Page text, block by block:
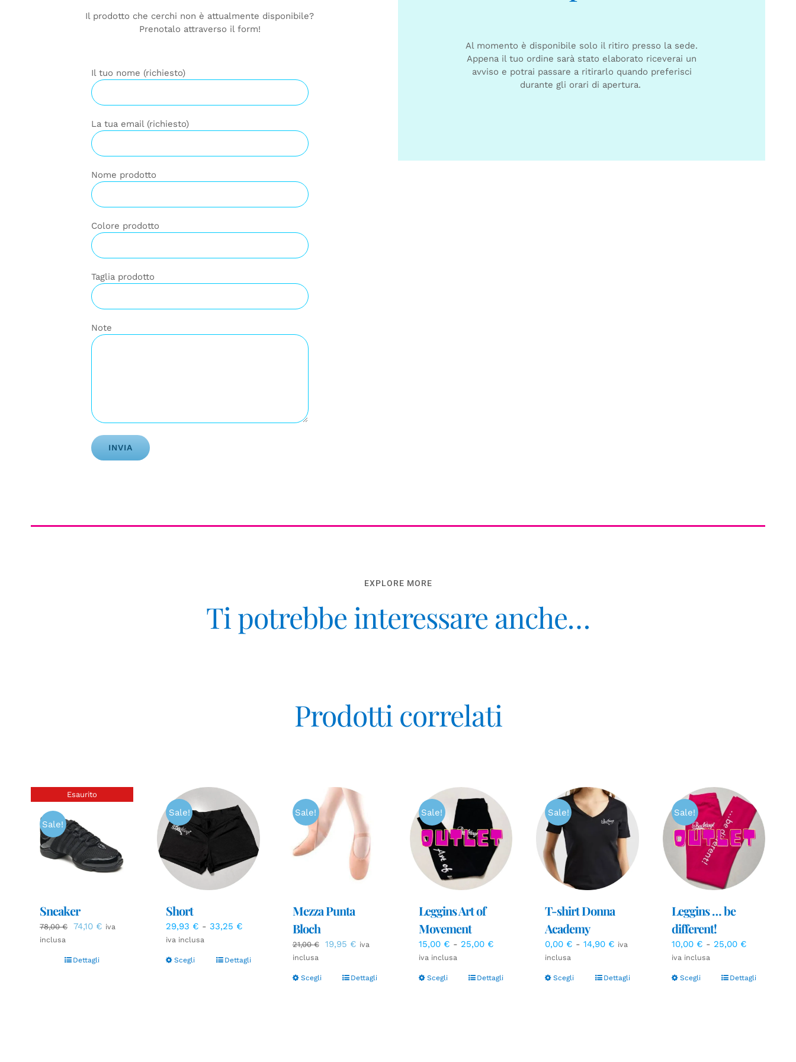
Il prodotto che cerchi non è attualmente disponibile?
Prenotalo attraverso il form!
Il tuo nome (richiesto)
La tua email (richiesto)
Nome prodotto
Colore prodotto
Taglia prodotto
Note
Al momento è disponibile solo il ritiro presso la sede.
Appena il tuo ordine sarà stato elaborato riceverai un
avviso e potrai passare a ritirarlo quando preferisci
durante gli orari di apertura.
EXPLORE MORE
Ti potrebbe interessare anche…
Prodotti correlati
Esaurito
Sale!
Sneaker
78,00€
Il
era:
74,10 €Iliva
inclusa
Dettagli
Sale!
Short
29,93 € - 33,25 €
da
iva inclusa
Scegli Dettagli
Sale!
Mezza Punta
Bloch
21,00€
Il
19,95 €Il
è:
iva
inclusa
Scegli Dettagli
Sale!
Leggins Art of
Movement
15,00 € - 25,00 €Fascia
da
iva inclusa
Scegli Dettagli
Sale!
T-shirt Donna
Academy
0,00 € - 14,90 € Fascia
da
iva
inclusa
Scegli Dettagli
Sale!
Leggins … be
different!
10,00 € - 25,00 €Fascia
da
iva inclusa
Scegli Dettagli